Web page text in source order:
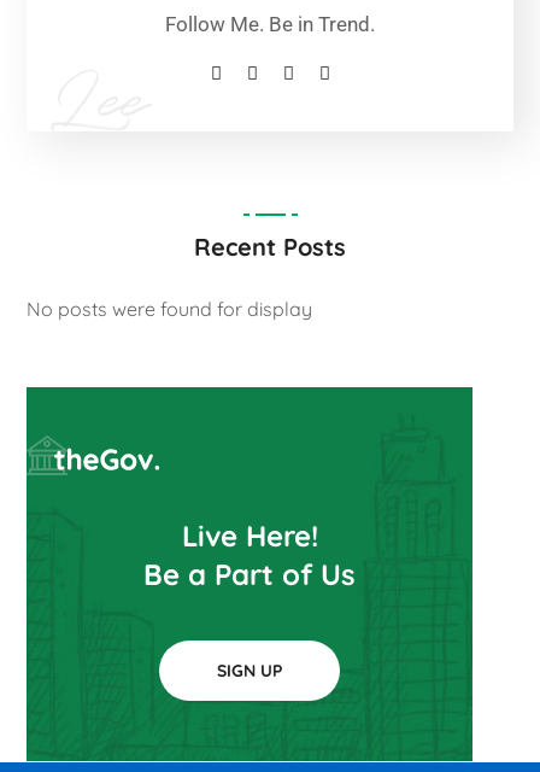
Follow Me. Be in Trend.
Recent Posts
No posts were found for display
Live Here!
Be a Part of Us
SIGN UP